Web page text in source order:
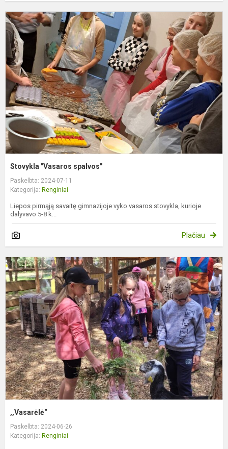
Stovykla "Vasaros spalvos"
Paskelbta: 2024-07-11
Kategorija: Renginiai
Liepos pirmąją savaitę gimnazijoje vyko vasaros stovykla, kurioje
dalyvavo 5-8 k...
Plačiau
,,Vasarėlė"
Paskelbta: 2024-06-26
Kategorija: Renginiai